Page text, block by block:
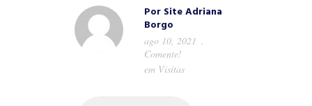
Por Site Adriana
Borgo
ago 10, 2021
Comente!
em Visitas